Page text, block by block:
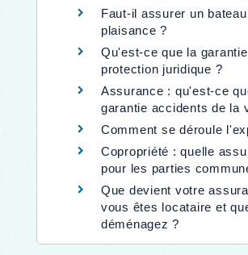
Faut-il assurer un
plaisance ?
Qu'est-ce que la garantie
protection juridique ?
Assurance : qu'est-ce
garantie accidents de la
Comment se déroule
Copropriété : quelle
pour les parties
Que devient votre
vous êtes locataire et
déménagez ?